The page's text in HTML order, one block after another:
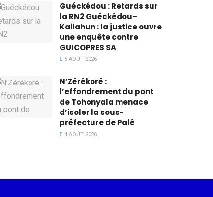
Guéckédou : Retards sur
la RN2 Guéckédou–
Kailahun : la justice ouvre
une enquête contre
GUICOPRES SA
5 AOÛT 2026
N’Zérékoré :
l’effondrement du pont
de Tohonyala menace
d’isoler la sous-
préfecture de Palé
4 AOÛT 2026